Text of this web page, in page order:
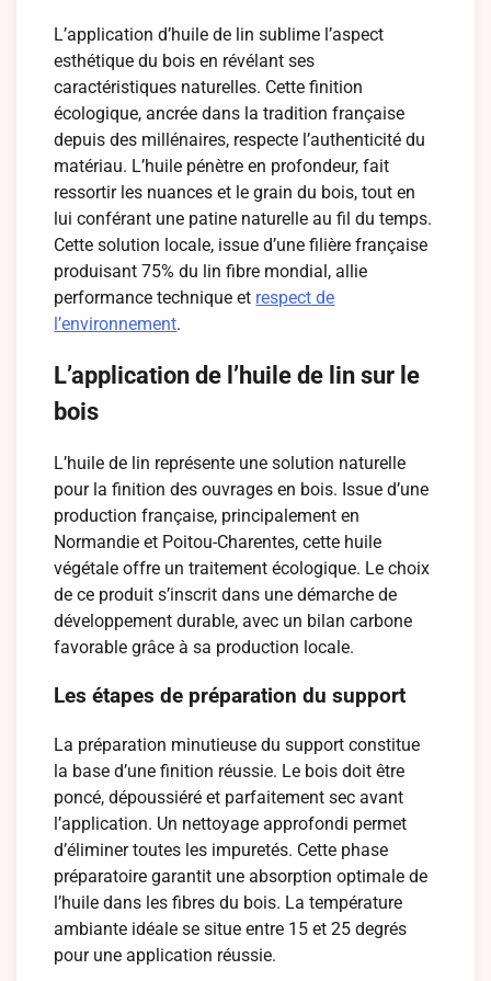
L’application d’huile de lin sublime l’aspect
esthétique du bois en révélant ses
caractéristiques naturelles. Cette finition
écologique, ancrée dans la tradition française
depuis des millénaires, respecte l’authenticité du
matériau. L’huile pénètre en profondeur, fait
ressortir les nuances et le grain du bois, tout en
lui conférant une patine naturelle au fil du temps.
Cette solution locale, issue d’une filière française
produisant 75% du lin fibre mondial, allie
performance technique et respect de
l’environnement.
L’application de l’huile de lin sur le
bois
L’huile de lin représente une solution naturelle
pour la finition des ouvrages en bois. Issue d’une
production française, principalement en
Normandie et Poitou-Charentes, cette huile
végétale offre un traitement écologique. Le choix
de ce produit s’inscrit dans une démarche de
développement durable, avec un bilan carbone
favorable grâce à sa production locale.
Les étapes de préparation du support
La préparation minutieuse du support constitue
la base d’une finition réussie. Le bois doit être
poncé, dépoussiéré et parfaitement sec avant
l’application. Un nettoyage approfondi permet
d’éliminer toutes les impuretés. Cette phase
préparatoire garantit une absorption optimale de
l’huile dans les fibres du bois. La température
ambiante idéale se situe entre 15 et 25 degrés
pour une application réussie.